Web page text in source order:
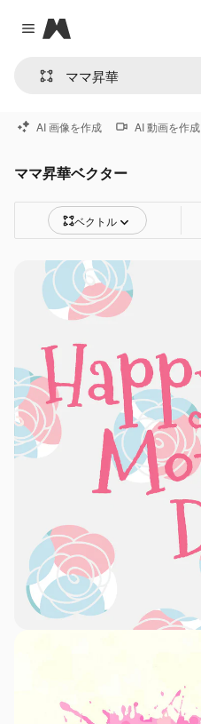
Close menu
Magnific
AI 画像を作成 AI 動画を作成
ママ昇華ベクター
ベクトル